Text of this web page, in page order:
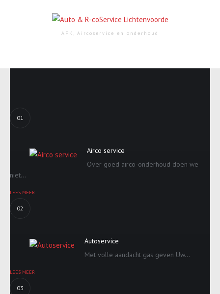
APK, Aircoservice en onderhoud
01
Airco service
Over goed airco-onderhoud doen we
niet...
LEES MEER
02
Autoservice
Met volle aandacht gas geven Uw...
LEES MEER
03